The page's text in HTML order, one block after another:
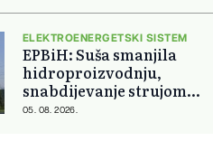
ELEKTROENERGETSKI SISTEM
EPBiH: Suša smanjila
hidroproizvodnju,
snabdijevanje strujom
ostaje stabilno
05. 08. 2026.